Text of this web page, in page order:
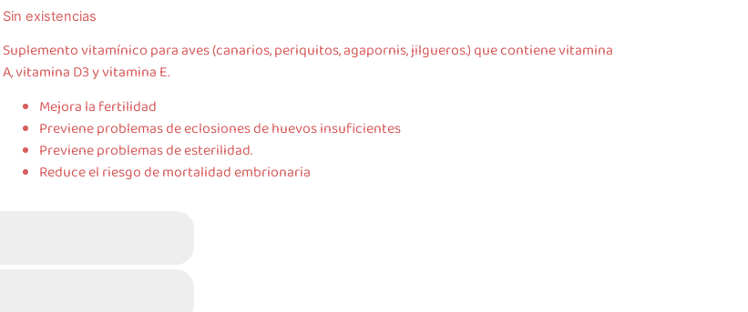
Sin existencias
Suplemento vitamínico para aves (canarios, periquitos, agapornis, jilgueros.) que contiene vitamina
A, vitamina D3 y vitamina E.
Mejora la fertilidad
Previene problemas de eclosiones de huevos insuficientes
Previene problemas de esterilidad.
Reduce el riesgo de mortalidad embrionaria